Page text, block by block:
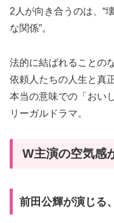
2人が向き合うのは、“
な関係”。
法的に結ばれることの
依頼人たちの人生と真
本当の意味での「おい
リーガルドラマ。
W主演の空気感
前田公輝が演じる